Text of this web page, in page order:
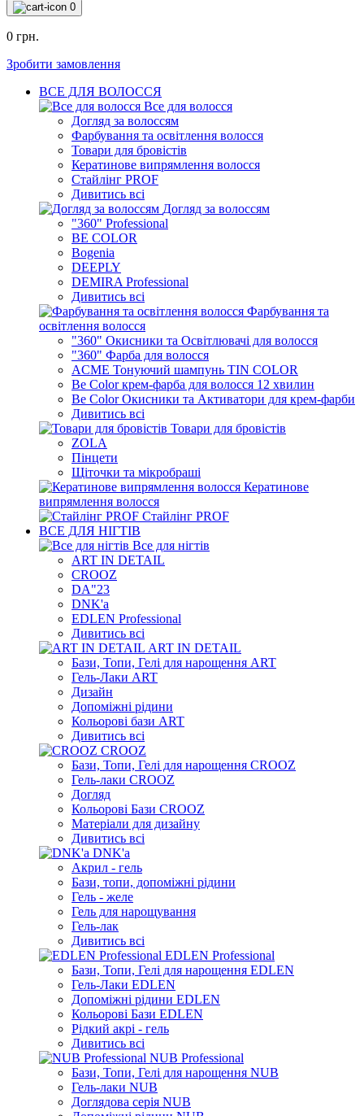
0
0 грн.
Зробити замовлення
ВСЕ ДЛЯ ВОЛОССЯ
Все для волосся
Догляд за волоссям
Фарбування та освітлення волосся
Товари для бровістів
Кератинове випрямлення волосся
Стайлінг PROF
Дивитись всі
Догляд за волоссям
"360" Professional
BE COLOR
Bogenia
DEEPLY
DEMIRA Professional
Дивитись всі
Фарбування та
освітлення волосся
"360" Окисники та Освітлювачі для волосся
"360" Фарба для волосся
ACME Тонуючий шампунь TIN COLOR
Be Color крем-фарба для волосся 12 хвилин
Be Color Окисники та Активатори для крем-фарби
Дивитись всі
Товари для бровістів
ZOLA
Пінцети
Щіточки та мікробраші
Кератинове
випрямлення волосся
Стайлінг PROF
ВСЕ ДЛЯ НІГТІВ
Все для нігтів
ART IN DETAIL
CROOZ
DA"23
DNK'a
EDLEN Professional
Дивитись всі
ART IN DETAIL
Бази, Топи, Гелі для нарощення ART
Гель-Лаки ART
Дизайн
Допоміжні рідини
Кольорові бази ART
Дивитись всі
CROOZ
Бази, Топи, Гелі для нарощення CROOZ
Гель-лаки CROOZ
Догляд
Кольорові Бази CROOZ
Матеріали для дизайну
Дивитись всі
DNK'a
Акрил - гель
Бази, топи, допоміжні рідини
Гель - желе
Гель для нарощування
Гель-лак
Дивитись всі
EDLEN Professional
Бази, Топи, Гелі для нарощення EDLEN
Гель-Лаки EDLEN
Допоміжні рідини EDLEN
Кольорові Бази EDLEN
Рідкий акрі - гель
Дивитись всі
NUB Professional
Бази, Топи, Гелі для нарощення NUB
Гель-лаки NUB
Доглядова серія NUB